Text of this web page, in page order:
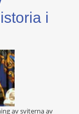
i
av sviterna av